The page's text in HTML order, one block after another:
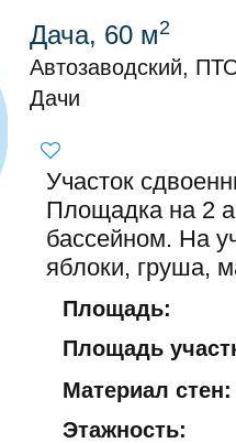
Дача, 60 м2
Автозаводский,
Дачи
Участок
Площадка на 2
бассейном. На
яблоки, груша,
Площадь:
Площадь
Материал стен:
Этажность: